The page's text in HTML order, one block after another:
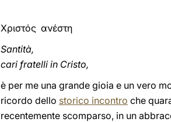
Χριστός ανέστη
Santità,
cari fratelli in Cristo,
è per me una grande gioia e un vero
ricordo dello storico incontro che
recentemente scomparso, in un